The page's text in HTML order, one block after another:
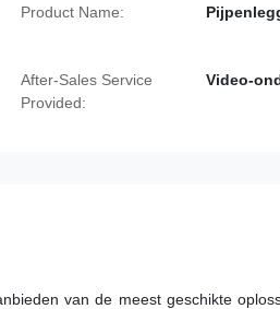
Product Name:
After-Sales Service
Provided:
Video-
van de meest geschikte